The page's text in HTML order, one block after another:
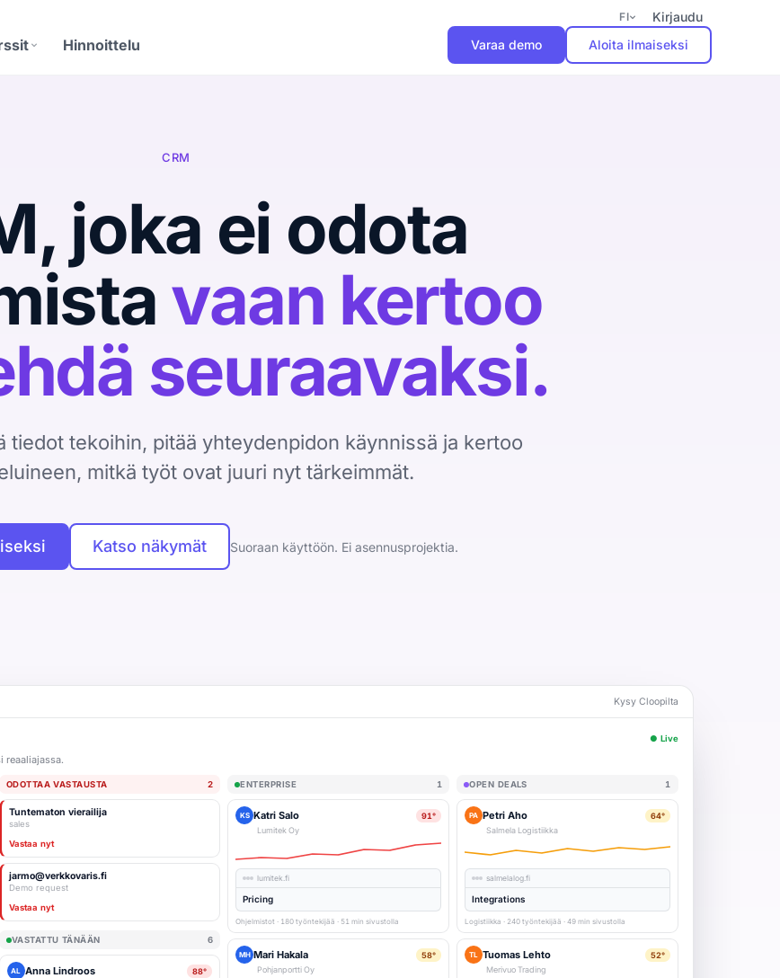
kalenteriin
Seuraava siirto
Kertoo mitä tehdä
seuraavaksi
Varaa demo
sisältö
moves fast
Hinnoittelu
FI
Kirjaudu
Varaa demo
Aloita ilmaiseksi
CRM
joka ei odota
vaan kertoo
seuraavaksi.
tiedot tekoihin, pitää yhteydenpidon käynnissä ja kertoo
mitkä työt ovat juuri nyt tärkeimmät.
Katso näkymät Suoraan käyttöön. Ei asennusprojektia.
Kysy Cloopilta
● Live
reaaliajassa.
ODOTTAA VASTAUSTA 2
Tuntematon vierailija
sales
Vastaa nyt
jarmo@verkkovaris.fi
Demo request
Vastaa nyt
VASTATTU TÄNÄÄN 6
AL Anna Lindroos
88°
ENTERPRISE 1
KS Katri Salo
91°
Lumitek Oy
lumitek.fi
Pricing
Ohjelmistot · 180 työntekijää · 51 min sivustolla
MH Mari Hakala
58°
Pohjanportti Oy
OPEN DEALS 1
PA Petri Aho
64°
Salmela Logistiikka
salmelalog.fi
Integrations
Logistiikka · 240 työntekijää · 49 min sivustolla
TL Tuomas Lehto
52°
Merivuo Trading